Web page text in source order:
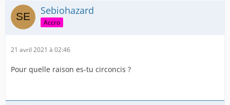
Sebiohazard
Accro
21 avril 2021 à 02:46
Pour quelle raison es-tu circoncis ?